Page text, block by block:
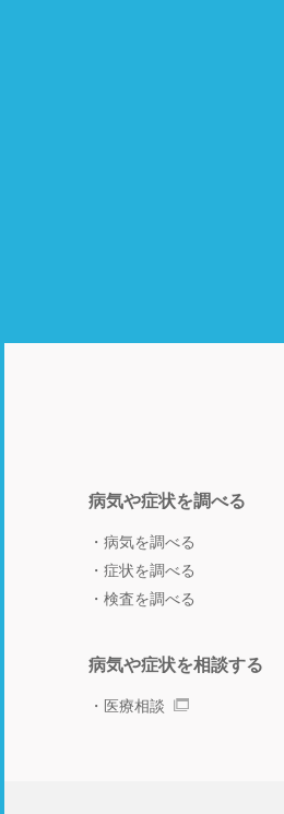
病気や症状を調べる
病気を調べる
症状を調べる
検査を調べる
病気や症状を相談する
医療相談